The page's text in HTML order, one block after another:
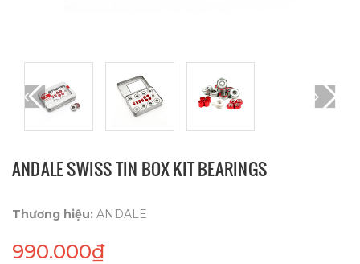
ANDALE SWISS TIN BOX KIT BEARINGS
Thương hiệu: ANDALE
990.000₫